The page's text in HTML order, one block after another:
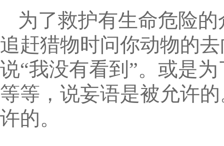
为了救护有生命危险
追赶猎物时问你动物的
说“我没有看到”。或是
等等，说妄语是被允许
许的。